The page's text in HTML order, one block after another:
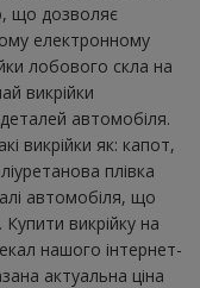
що дозволяє
електронному
лобового скла на
викрійки
автомобіля.
викрійки як: капот,
плівка
автомобіля, що
викрійку на
нашого інтернет-
актуальна ціна